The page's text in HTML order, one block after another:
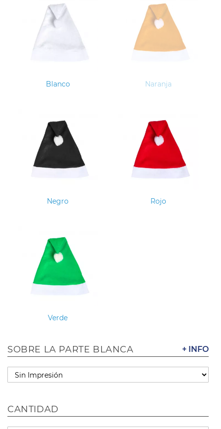
Blanco Naranja
Negro Rojo
Verde
+ INFO
SOBRE LA PARTE BLANCA
CANTIDAD